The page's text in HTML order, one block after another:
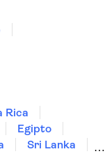
Rica
Egipto
Sri Lanka